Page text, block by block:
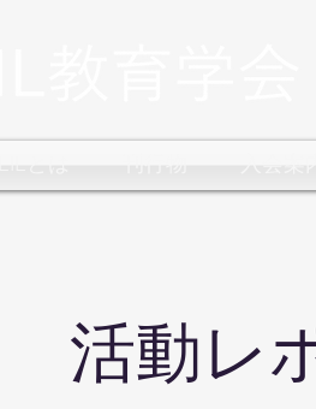
活動レ